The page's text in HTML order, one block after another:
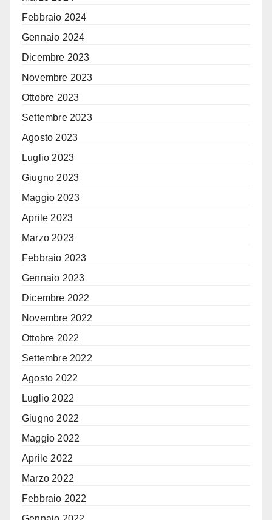
Febbraio 2024
Gennaio 2024
Dicembre 2023
Novembre 2023
Ottobre 2023
Settembre 2023
Agosto 2023
Luglio 2023
Giugno 2023
Maggio 2023
Aprile 2023
Marzo 2023
Febbraio 2023
Gennaio 2023
Dicembre 2022
Novembre 2022
Ottobre 2022
Settembre 2022
Agosto 2022
Luglio 2022
Giugno 2022
Maggio 2022
Aprile 2022
Marzo 2022
Febbraio 2022